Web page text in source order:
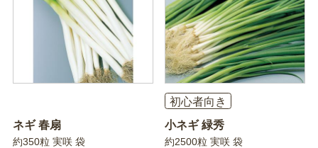
ネギ 春扇
約350粒 実咲 袋
初心者向き
小ネギ 緑秀
約2500粒 実咲 袋